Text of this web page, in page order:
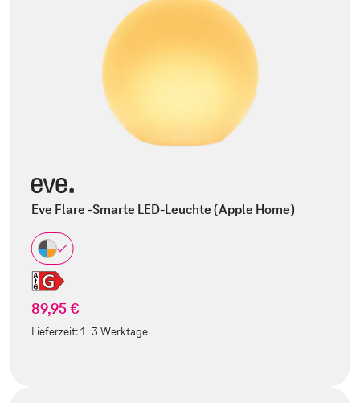
Eve Flare -Smarte LED-Leuchte (Apple Home)
89,95 €
Lieferzeit:1-3 Werktage